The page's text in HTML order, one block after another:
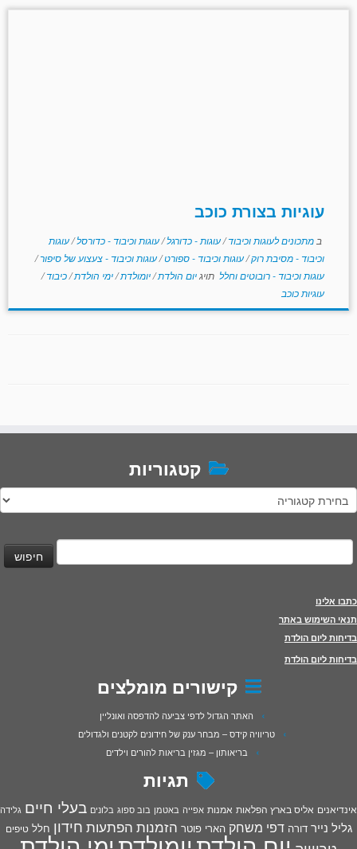
עוגיות בצורת כוכב
ב מתכונים לעוגות וכיבוד/עוגות - כדורגל/עוגות וכיבוד - כדורסל/עוגות
וכיבוד - מסיבת רוק/עוגות וכיבוד - ספורט/עוגות וכיבוד - צעצוע של סיפור/
עוגות וכיבוד - רובוטים וחלל תויגיום הולדת/יומולדת/ימי הולדת/כיבוד/
עוגיות כוכב
קטגוריות
קטגוריות
חיפוש:
כתבו אלינו
תנאי השימוש באתר
בדיחות ליום הולדת
בדיחות ליום הולדת
קישורים מומלצים
האתר הגדול לדפי צביעה להדפסה ואונליין
טריוויה קידס – מבחר ענק של חידונים לקטנים ולגדולים
בריאותון – מגזין בריאות להורים וילדים
תגיות
אינדיאנים אליס בארץ הפלאות אמנות אפייה באטמן בוב ספוג בלונים בעלי חיים גלידה
גליל נייר דורה דפי משחק הארי פוטר הזמנות הפתעות חידון חלל טיפים